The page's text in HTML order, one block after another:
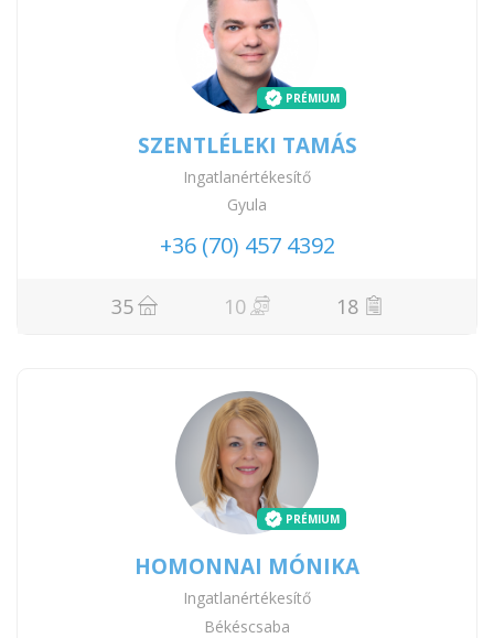
PRÉMIUM
SZENTLÉLEKI TAMÁS
Ingatlanértékesítő
Gyula
+36 (70) 457 4392
35 10 18
PRÉMIUM
HOMONNAI MÓNIKA
Ingatlanértékesítő
Békéscsaba